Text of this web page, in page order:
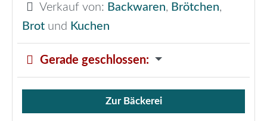
Verkauf von: Backwaren, Brötchen,
Brot und Kuchen
Gerade geschlossen:
Verkauf von Brötchen,
Zur Bäckerei